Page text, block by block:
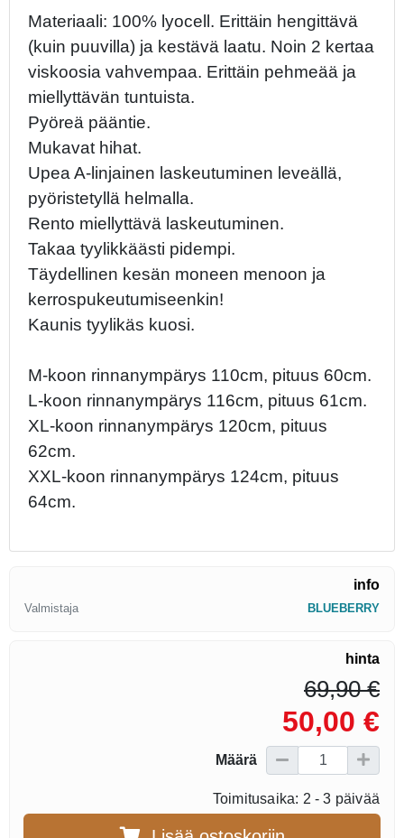
Materiaali: 100% lyocell. Erittäin hengittävä
(kuin puuvilla) ja kestävä laatu. Noin 2 kertaa
viskoosia vahvempaa. Erittäin pehmeää ja
miellyttävän tuntuista.
Pyöreä pääntie.
Mukavat hihat.
Upea A-linjainen laskeutuminen leveällä,
pyöristetyllä helmalla.
Rento miellyttävä laskeutuminen.
Takaa tyylikkäästi pidempi.
Täydellinen kesän moneen menoon ja
kerrospukeutumiseenkin!
Kaunis tyylikäs kuosi.
M-koon rinnanympärys 110cm, pituus 60cm.
L-koon rinnanympärys 116cm, pituus 61cm.
XL-koon rinnanympärys 120cm, pituus
62cm.
XXL-koon rinnanympärys 124cm, pituus
64cm.
info
Valmistaja BLUEBERRY
hinta
69,90 €
50,00 €
Määrä
Toimitusaika: 2 - 3 päivää